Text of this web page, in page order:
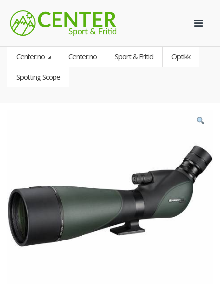
Center.no Center.no Sport & Fritid Optikk
Spotting Scope